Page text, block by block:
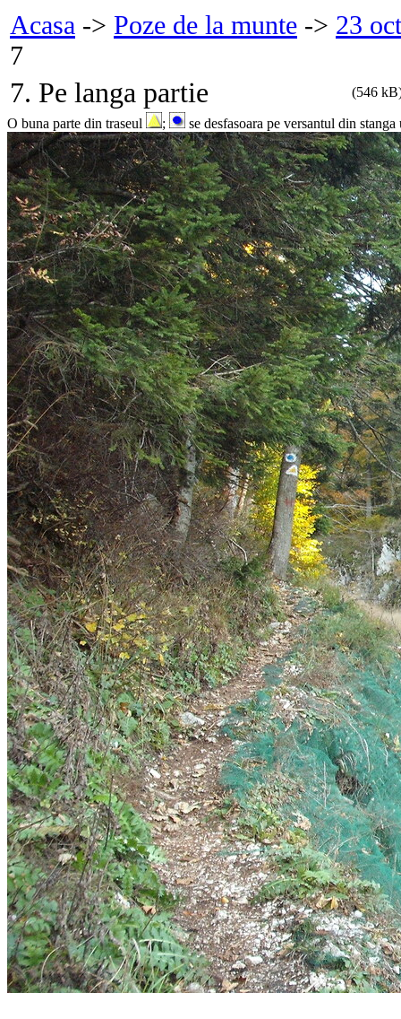
Acasa -> Poze de la munte -> 23
7
7. Pe langa partie (546
O buna parte din traseul ; se desfasoara pe versantul din